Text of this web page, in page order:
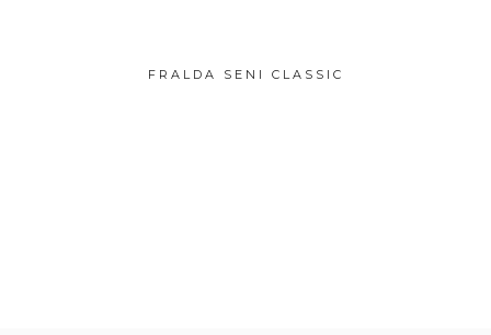
FRALDA SENI CLASSIC